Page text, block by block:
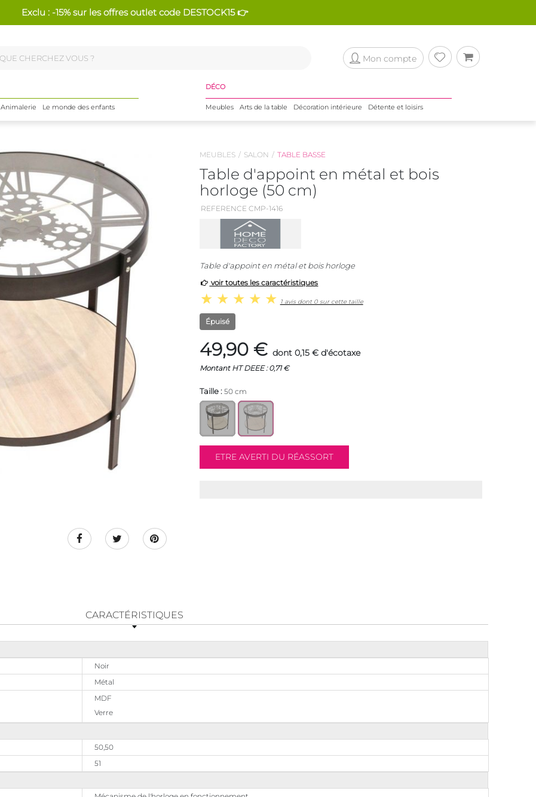
Exclu : -15% sur les offres outlet code DESTOCK15 👉
Mon compte
Animalerie Le monde des enfants
DÉCO
Meubles Arts de la table Décoration intérieure Détente et loisirs
MEUBLES SALON TABLE BASSE
Table d'appoint en métal et bois
horloge (50 cm)
REFERENCE CMP-1416
Table d'appoint en métal et bois horloge
voir toutes les caractéristiques
1 avis dont 0 sur cette taille
Épuisé
49,90 € dont 0,15 € d'écotaxe
Montant HT DEEE : 0,71 €
Taille : 50 cm
CARACTÉRISTIQUES
Noir
Métal
MDF
Verre
50,50
51